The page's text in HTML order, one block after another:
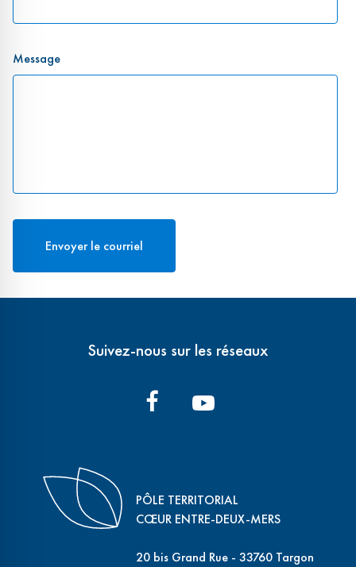
Message
Suivez-nous sur les réseaux
PÔLE TERRITORIAL
CŒUR ENTRE-DEUX-MERS
20 bis Grand Rue - 33760 Targon